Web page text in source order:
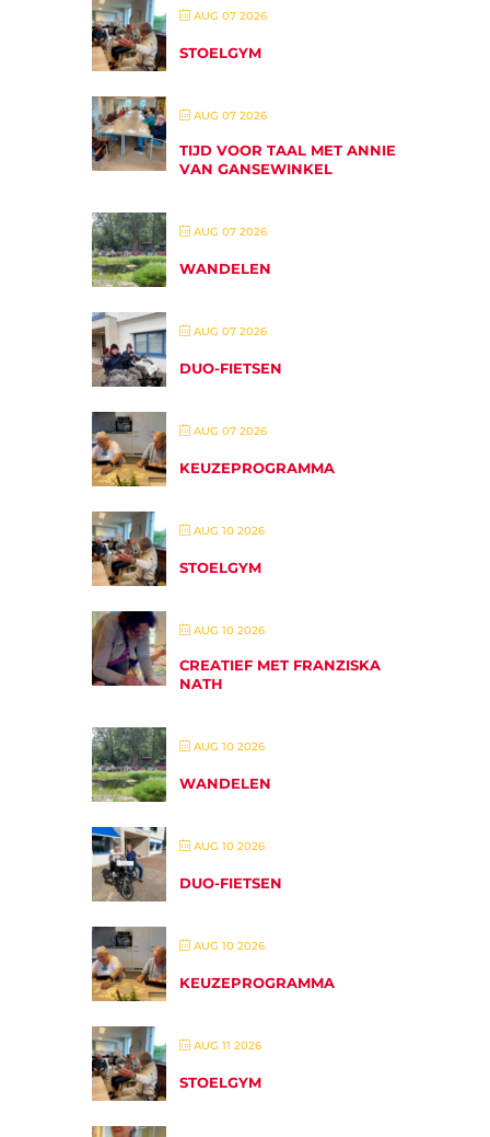
AUG 07 2026
STOELGYM
AUG 07 2026
TIJD VOOR TAAL MET ANNIE
VAN GANSEWINKEL
AUG 07 2026
WANDELEN
AUG 07 2026
DUO-FIETSEN
AUG 07 2026
KEUZEPROGRAMMA
AUG 10 2026
STOELGYM
AUG 10 2026
CREATIEF MET FRANZISKA
NATH
AUG 10 2026
WANDELEN
AUG 10 2026
DUO-FIETSEN
AUG 10 2026
KEUZEPROGRAMMA
AUG 11 2026
STOELGYM